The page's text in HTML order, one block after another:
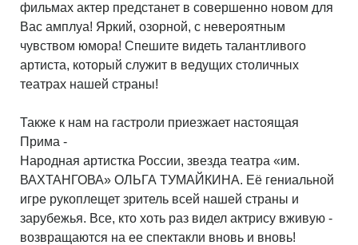
фильмах актер предстанет в совершенно новом для
Вас амплуа! Яркий, озорной, с невероятным
чувством юмора! Спешите видеть талантливого
артиста, который служит в ведущих столичных
театрах нашей страны!
Также к нам на гастроли приезжает настоящая
Прима -
Народная артистка России, звезда театра «им.
ВАХТАНГОВА» ОЛЬГА ТУМАЙКИНА. Её гениальной
игре рукоплещет зритель всей нашей страны и
зарубежья. Все, кто хоть раз видел актрису вживую -
возвращаются на ее спектакли вновь и вновь!